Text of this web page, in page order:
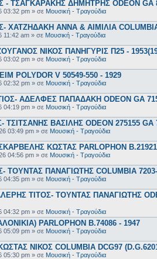
ΤΣΑΓΚΑΡΑΚΗΣ ΔΗΜΗΤΡΗΣ ODEON GA
03:32 pm » σε Μουσική - Τραγούδια
ΑΝΝΑ & ΑΙΜΙΛΙΑ COLUMBIA
11:42 am » σε Μουσική - Τραγούδια
ΝΙΚΟΣ ΠΑΝΗΓΥΡΙΣ Π25 -
03:02 pm » σε Μουσική - Τραγούδια
POLYDOR V 50549-550 - 1929
02:32 pm » σε Μουσική - Τραγούδια
ΑΔΕΛΦΕΣ ΠΑΠΑΔΑΚΗ ODEON GA
04:19 pm » σε Μουσική - Τραγούδια
ΒΑΣΙΛΗΣ ODEON 275155 GA
03:49 pm » σε Μουσική - Τραγούδια
ΚΩΣΤΑΣ PARLOPHON B.21921
04:56 pm » σε Μουσική - Τραγούδια
ΠΑΝΑΓΙΩΤΗΣ COLUMBIA 7203-
04:35 pm » σε Μουσική - Τραγούδια
ΤΙΤΟΣ- ΤΟΥΝΤΑΣ ΠΑΝΑΓΙΩΤΗΣ
04:32 pm » σε Μουσική - Τραγούδια
PARLOPHON B.74086 - 1947
05:09 pm » σε Μουσική - Τραγούδια
ΝΙΚΟΣ COLUMBIA DCG97
05:30 pm » σε Μουσική - Τραγούδια